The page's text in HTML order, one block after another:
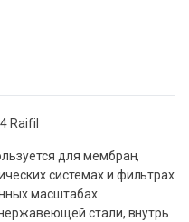
Raifil
для мембран,
системах и фильтрах
масштабах.
стали, внутрь